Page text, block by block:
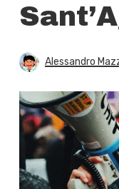
Alessandro